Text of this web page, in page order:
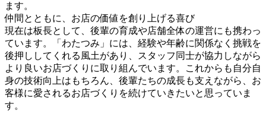
ます。
仲間とともに、お店の価値を創り上げる喜び
現在は板長として、後輩の育成や店舗全体の運営にも携わっ
ています。「わたつみ」には、経験や年齢に関係なく挑戦を
後押ししてくれる風土があり、スタッフ同士が協力しながら
より良いお店づくりに取り組んでいます。これからも自分自
身の技術向上はもちろん、後輩たちの成長も支えながら、お
客様に愛されるお店づくりを続けていきたいと思っていま
す。